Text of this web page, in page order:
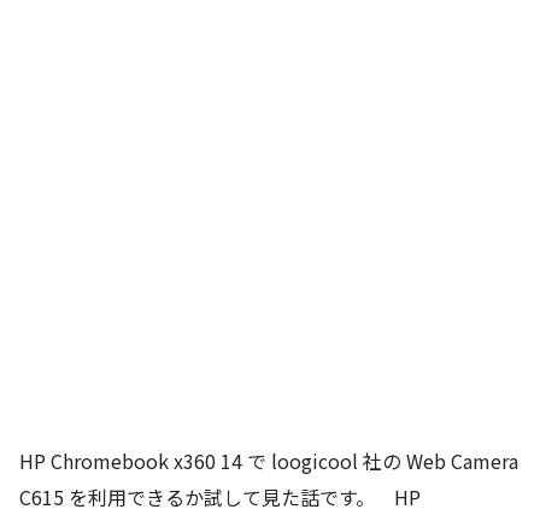
HP Chromebook x360 14 で loogicool 社の Web Camera
C615 を利用できるか試して見た話です。 HP